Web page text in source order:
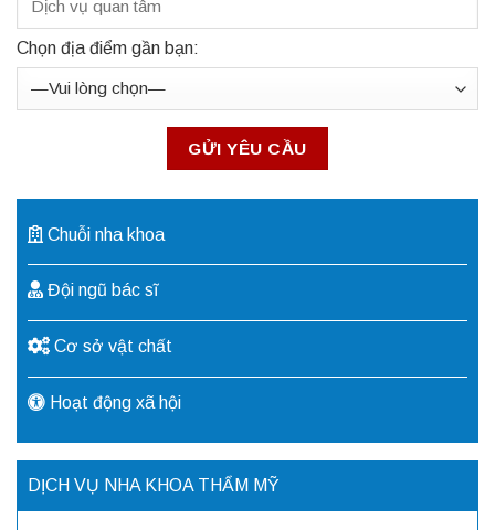
Chọn địa điểm gần bạn:
Chuỗi nha khoa
Đội ngũ bác sĩ
Cơ sở vật chất
Hoạt động xã hội
DỊCH VỤ NHA KHOA THẨM MỸ